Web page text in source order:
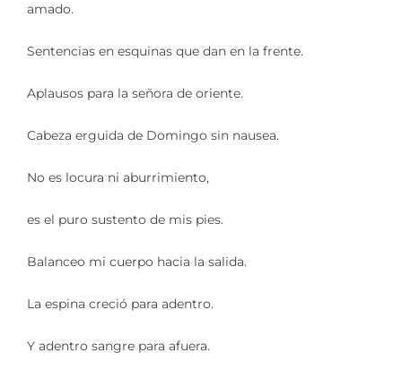
amado.
Sentencias en esquinas que dan en la frente.
Aplausos para la señora de oriente.
Cabeza erguida de Domingo sin nausea.
No es locura ni aburrimiento,
es el puro sustento de mis pies.
Balanceo mi cuerpo hacia la salida.
La espina creció para adentro.
Y adentro sangre para afuera.